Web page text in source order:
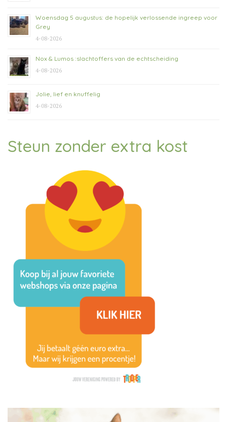
Woensdag 5 augustus: de hopelijk verlossende ingreep voor
Grey
4-08-2026
Nox & Lumos :slachtoffers van de echtscheiding
4-08-2026
Jolie, lief en knuffelig
4-08-2026
Steun zonder extra kost